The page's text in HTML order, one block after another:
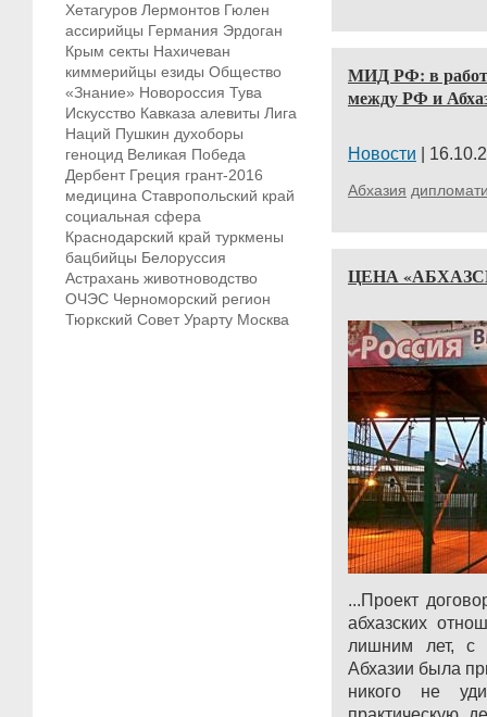
Хетагуров Лермонтов Гюлен
ассирийцы Германия Эрдоган
Крым секты Нахичеван
киммерийцы езиды Общество
«Знание» Новороссия Тува
Искусство Кавказа алевиты Лига
Наций Пушкин духоборы
геноцид Великая Победа
Дербент Греция грант-2016
медицина Ставропольский край
социальная сфера
Краснодарский край туркмены
бацбийцы Белоруссия
Астрахань животноводство
ОЧЭС Черноморский регион
Тюркский Совет Урарту Москва
МИД РФ: в
между РФ и
Новости |
Абхазия
ЦЕНА
...Проект
абхазских
лишним лет, с
Абхазии была
никого не